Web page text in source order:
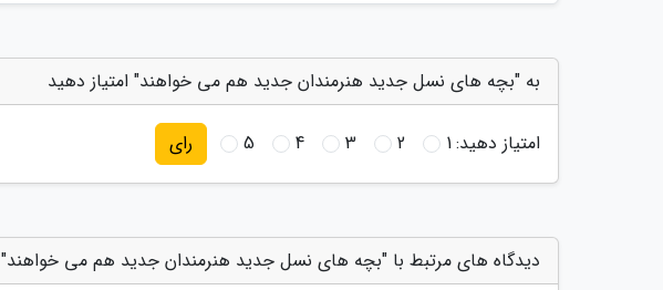
به "بچه های نسل جدید هنرمندان جدید هم می خواهند" امتیاز دهید
امتیاز دهید:1
2
3
4
5 رای
دیدگاه های مرتبط با "بچه های نسل جدید هنرمندان جدید هم می خواهند"